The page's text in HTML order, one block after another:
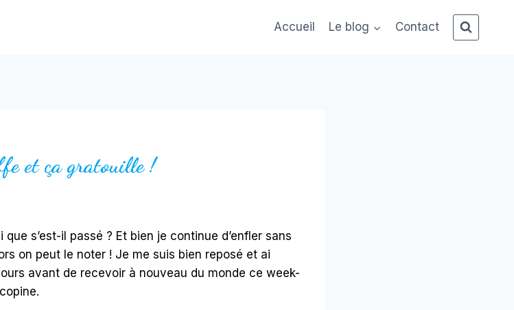
Accueil Le blog Contact
et ça gratouille !
s’est-il passé ? Et bien je continue d’enfler sans
on peut le noter ! Je me suis bien reposé et ai
avant de recevoir à nouveau du monde ce week-